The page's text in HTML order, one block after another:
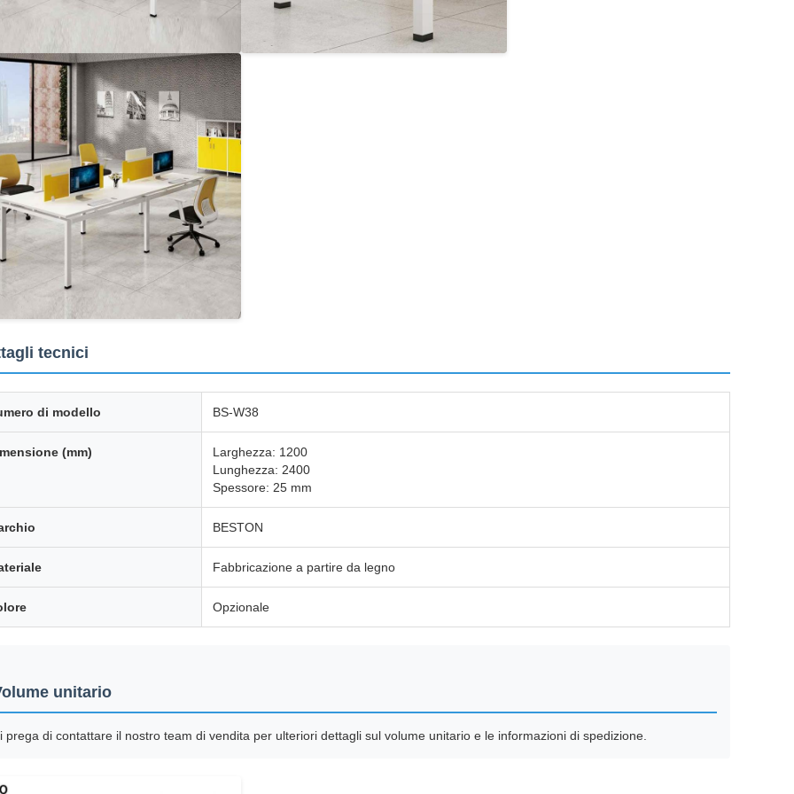
tecnici
di modello BS-W38
(mm)
Larghezza: 1200
Lunghezza: 2400
Spessore: 25 mm
BESTON
Fabbricazione a partire da legno
Opzionale
unitario
prega di contattare il nostro team di vendita per ulteriori dettagli sul volume unitario e le informazioni di spedizione.